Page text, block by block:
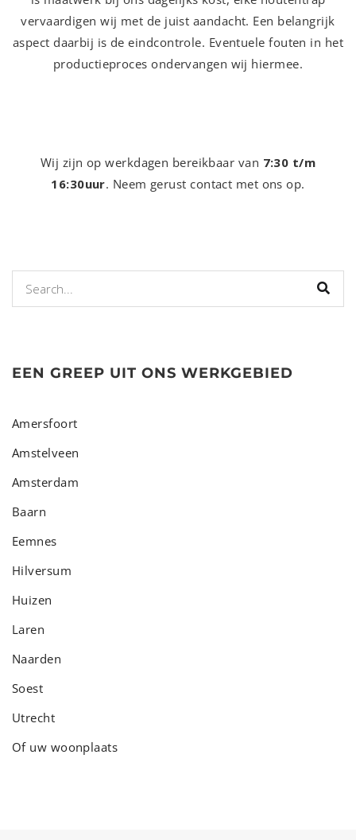
vervaardigen wij met de juist aandacht. Een belangrijk
aspect daarbij is de eindcontrole. Eventuele fouten in het
productieproces ondervangen wij hiermee.
Wij zijn op werkdagen bereikbaar van 7:30 t/m
16:30uur. Neem gerust contact met ons op.
EEN GREEP UIT ONS WERKGEBIED
Amersfoort
Amstelveen
Amsterdam
Baarn
Eemnes
Hilversum
Huizen
Laren
Naarden
Soest
Utrecht
Of uw woonplaats